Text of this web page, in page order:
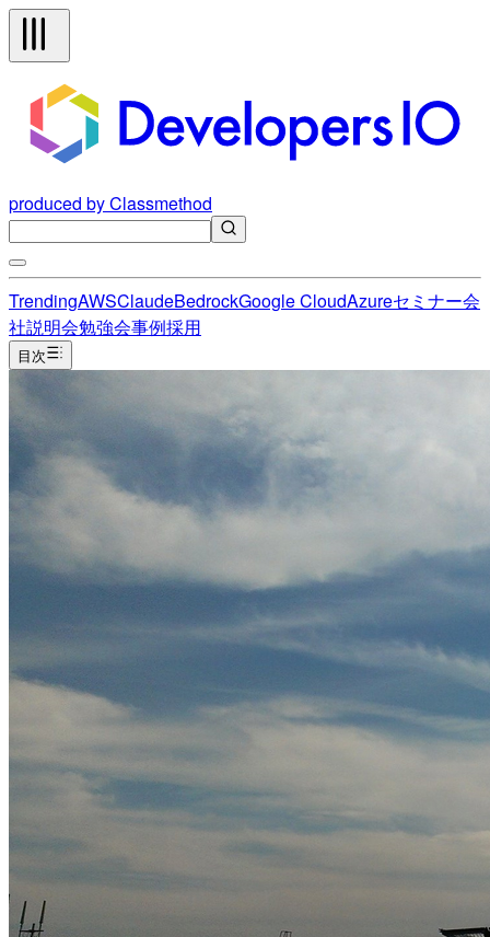
produced by Classmethod
TrendingAWSClaudeBedrockGoogle CloudAzureセミナー会
社説明会勉強会事例採用
目次